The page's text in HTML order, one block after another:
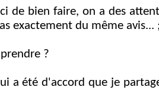
de bien faire, on a des
exactement du même avis...
?
a été d'accord que je